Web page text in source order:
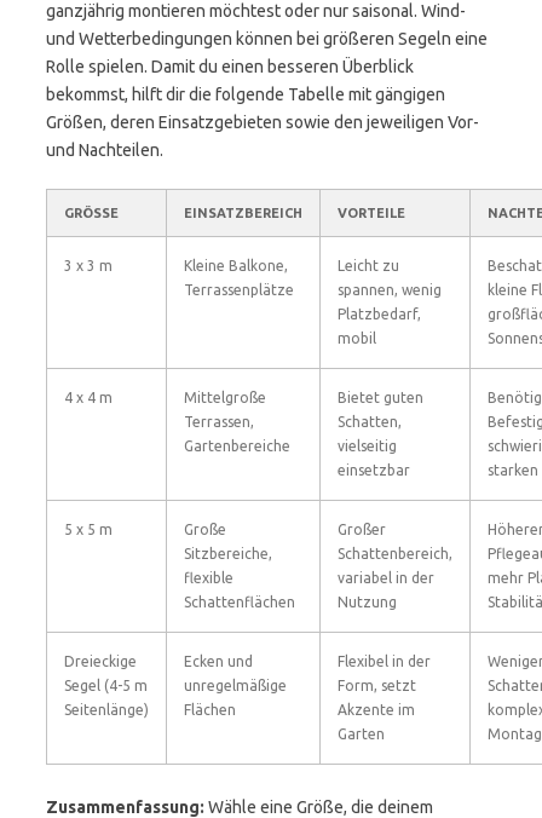
ganzjährig montieren möchtest oder nur saisonal. Wind-
und Wetterbedingungen können bei größeren Segeln eine
Rolle spielen. Damit du einen besseren Überblick
bekommst, hilft dir die folgende Tabelle mit gängigen
Größen, deren Einsatzgebieten sowie den jeweiligen Vor-
und Nachteilen.
GRÖSSE EINSATZBEREICH VORTEILE
3 x 3 m
Kleine Balkone,
Terrassenplätze
Leicht zu
spannen, wenig
Platzbedarf,
mobil
kleine
4 x 4 m
Mittelgroße
Terrassen,
Gartenbereiche
Bietet guten
Schatten,
vielseitig
einsetzbar
starken
5 x 5 m
Große
Sitzbereiche,
flexible
Schattenflächen
Großer
Schattenbereich,
variabel in der
Nutzung
mehr
Dreieckige
Segel (4-5 m
Seitenlänge)
Ecken und
unregelmäßige
Flächen
Flexibel in der
Form, setzt
Akzente im
Garten
Zusammenfassung: Wähle eine Größe, die deinem